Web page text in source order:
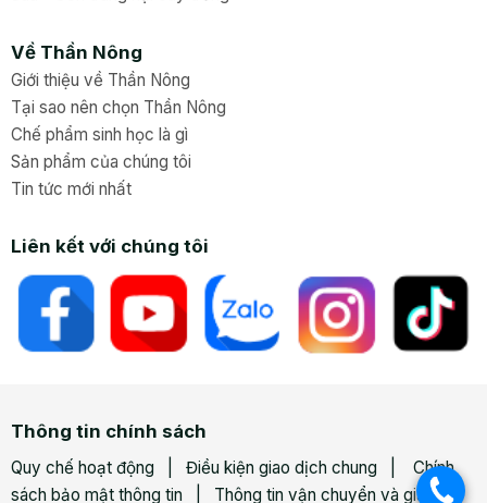
Về Thần Nông
Giới thiệu về Thần Nông
Tại sao nên chọn Thần Nông
Chế phẩm sinh học là gì
Sản phẩm của chúng tôi
Tin tức mới nhất
Liên kết với chúng tôi
Thông tin chính sách
Quy chế hoạt động | Điều kiện giao dịch chung | Chính
sách bảo mật thông tin | Thông tin vận chuyển và giao.